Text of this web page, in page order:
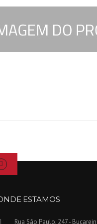
ESTAMOS
Rua São Paulo, 247 - Bucarein